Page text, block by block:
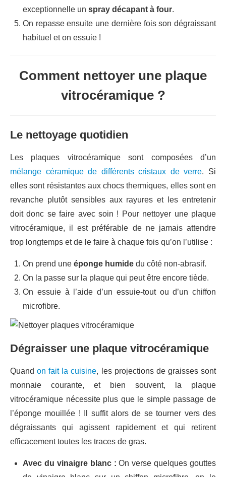
exceptionnelle un spray décapant à four.
On repasse ensuite une dernière fois son dégraissant
habituel et on essuie !
Comment nettoyer une plaque
vitrocéramique ?
Le nettoyage quotidien
Les plaques vitrocéramique sont composées d’un
mélange céramique de différents cristaux de verre. Si
elles sont résistantes aux chocs thermiques, elles sont en
revanche plutôt sensibles aux rayures et les entretenir
doit donc se faire avec soin ! Pour nettoyer une plaque
vitrocéramique, il est préférable de ne jamais attendre
trop longtemps et de le faire à chaque fois qu’on l’utilise :
On prend une éponge humide du côté non-abrasif.
On la passe sur la plaque qui peut être encore tiède.
On essuie à l’aide d’un essuie-tout ou d’un chiffon
microfibre.
Dégraisser une plaque vitrocéramique
Quandon fait la cuisine, les projections de graisses sont
monnaie courante, et bien souvent, la plaque
vitrocéramique nécessite plus que le simple passage de
l’éponge mouillée ! Il suffit alors de se tourner vers des
dégraissants qui agissent rapidement et qui retirent
efficacement toutes les traces de gras.
Avec du vinaigre blanc : On verse quelques gouttes